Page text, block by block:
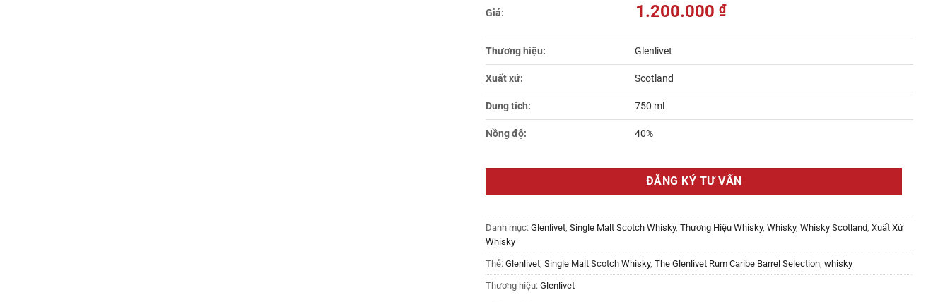
1.200.000 ₫
Thương hiệu: Glenlivet
Xuất xứ: Scotland
Dung tích: 750 ml
Nồng độ: 40%
ĐĂNG KÝ TƯ VẤN
Danh mục: Glenlivet Single Malt Scotch Whisky, Thương Hiệu Whisky, Whisky, Whisky Scotland Xuất Xứ
Whisky
Thẻ: Glenlivet Single Malt Scotch Whisky, The Glenlivet Rum Caribe Barrel Selection whisky
Thương hiệu: Glenlivet